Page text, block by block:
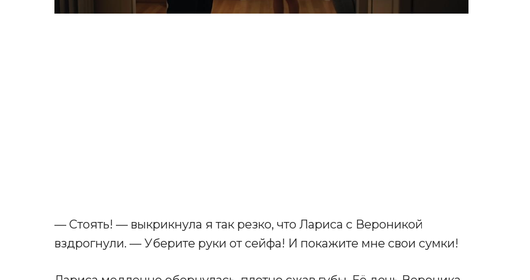
— Стоять! — выкрикнула я так резко, что Лариса с Вероникой
вздрогнули. — Уберите руки от сейфа! И покажите мне свои сумки!